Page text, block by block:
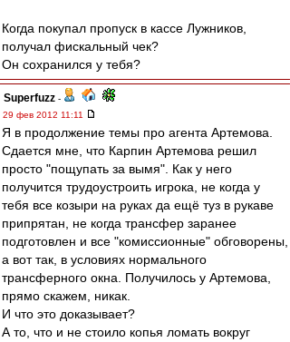
Когда покупал пропуск в кассе Лужников,
получал фискальный чек?
Он сохранился у тебя?
Superfuzz -
29 фев 2012 11:11
Я в продолжение темы про агента Артемова.
Сдается мне, что Карпин Артемова решил
просто "пощупать за вымя". Как у него
получится трудоустроить игрока, не когда у
тебя все козыри на руках да ещё туз в рукаве
припрятан, не когда трансфер заранее
подготовлен и все "комиссионные" обговорены,
а вот так, в условиях нормального
трансферного окна. Получилось у Артемова,
прямо скажем, никак.
И что это доказывает?
А то, что и не стоило копья ломать вокруг